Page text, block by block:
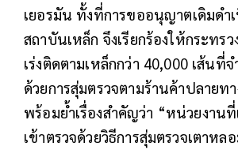
เยอรมัน ทั้งที่การขออนุญาตเดิมดำ
สถาบันเหล็ก จึงเรียกร้องให้กระทร
เร่งติดตามเหล็กกว่า 40,000 เส้นที่
ด้วยการสุ่มตรวจตามร้านค้าปลายทา
พร้อมย้ำเรื่องสำคัญว่า “หน่วยงานที่
เข้าตรวจด้วยวิธีการสุ่มตรวจเตาหล